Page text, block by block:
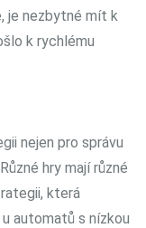
je nezbytné mít k
k rychlému
nejen pro správu
hry mají různé
která
automatů s nízkou